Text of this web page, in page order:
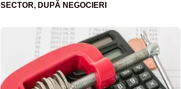
SECTOR, DUPĂ NEGOCIERI